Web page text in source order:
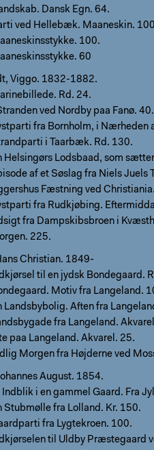
Dansk Egn. 64.
ved Hellebæk. Maaneskin.
100.
60
Viggo. 1832-1882.
Rd. 24.
ved Nordby paa Fanø. 40.
fra Bornholm, i Nærheden
i Taarbæk. Rd. 130.
Helsingørs Lodsbaad, som
af et Søslag fra Niels Juels
Fæstning ved
fra Rudkjøbing.
fra Dampskibsbroen i
225.
Christian. 1849-
til en jydsk Bondegaard.
Motiv fra Langeland.
Landsbybolig. Aften fra
fra Langeland.
paa Langeland. Akvarel. 25.
Morgen fra Højderne ved
August. 1854.
i en gammel Gaard. Fra
Stubmølle fra Lolland. Kr. 150.
fra Lygtekroen. 100.
til Uldby Præstegaard